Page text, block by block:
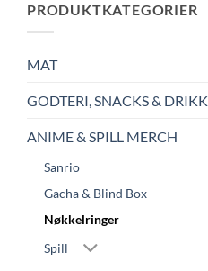
PRODUKTKATEGORIER
MAT
GODTERI, SNACKS &
ANIME & SPILL MERCH
Sanrio
Gacha & Blind Box
Nøkkelringer
Spill